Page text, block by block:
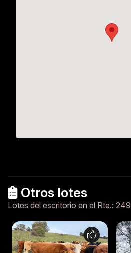
Otros lotes
Lotes del escritorio en el Rte.: 249